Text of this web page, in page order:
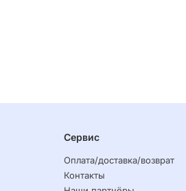
Сервис
Оплата/доставка/возврат
Контакты